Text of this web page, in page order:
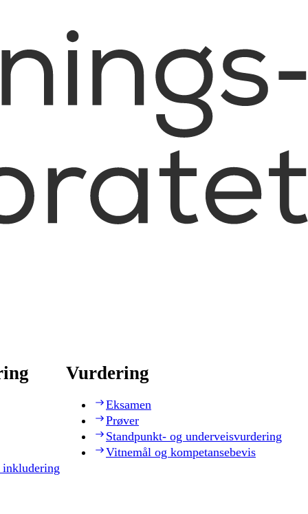
Vurdering
Eksamen
Prøver
Standpunkt- og underveisvurdering
Vitnemål og kompetansebevis